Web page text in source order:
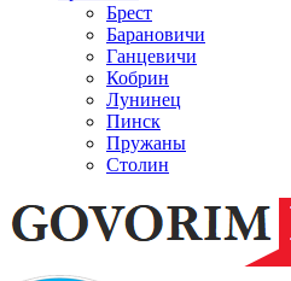
Брест
Барановичи
Ганцевичи
Кобрин
Лунинец
Пинск
Пружаны
Столин